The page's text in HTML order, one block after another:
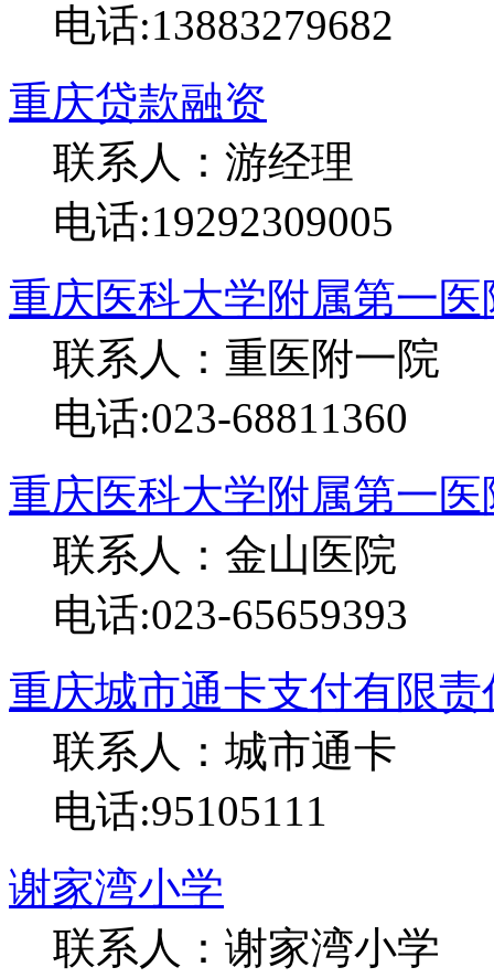
电话:13883279682
重庆贷款融资
联系人：游经理
电话:19292309005
重庆医科大学附属第一医
联系人：重医附一院
电话:023-68811360
重庆医科大学附属第一
联系人：金山医院
电话:023-65659393
重庆城市通卡支付有限责
联系人：城市通卡
电话:95105111
谢家湾小学
联系人：谢家湾小学